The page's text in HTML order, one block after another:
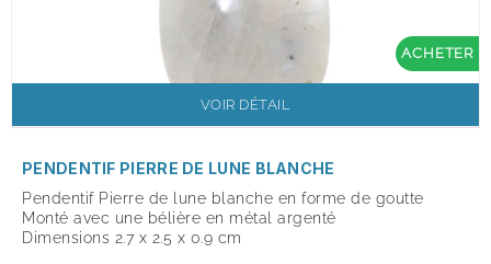
ACHETER
VOIR DÉTAIL
PENDENTIF PIERRE DE LUNE BLANCHE
Pendentif Pierre de lune blanche en forme de goutte
Monté avec une bélière en métal argenté
Dimensions 2.7 x 2.5 x 0.9 cm